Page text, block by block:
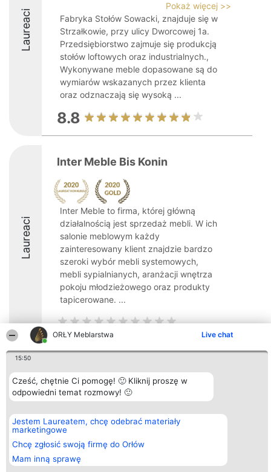
ORŁY Meblarstwa Live chat
15:50
Cześć, chętnie Ci pomogę! 🙂 Kliknij proszę w
odpowiedni temat rozmowy! 🙂
Jestem Laureatem, chcę odebrać materiały
marketingowe
Chcę zgłosić swoją firmę do Orłów
Mam inną sprawę
Laureaci
Pokaż więcej >>
Fabryka Stołów Sowacki, znajduje się w
Strzałkowie, przy ulicy Dworcowej 1a.
Przedsiębiorstwo zajmuje się produkcją
stołów loftowych oraz industrialnych.,
Wykonywane meble dopasowane są do
wymiarów wskazanych przez klienta
oraz odznaczają się wysoką ...
8.8
Laureaci
Inter Meble Bis Konin
Inter Meble to firma, której główną
działalnością jest sprzedaż mebli. W ich
salonie meblowym każdy
zainteresowany klient znajdzie bardzo
szeroki wybór mebli systemowych,
mebli sypialnianych, aranżacji wnętrza
pokoju młodzieżowego oraz produkty
tapicerowane. ...
Bright Side Solutions sp. z o.
o. sp. k.
ul. Ruska 22
Wrocław 50-079
381313360 | NIP 8943132676
+48 508 492 400
Laureaci
Lista
wszystkich
Laureatów
Regulamin
Kontakt